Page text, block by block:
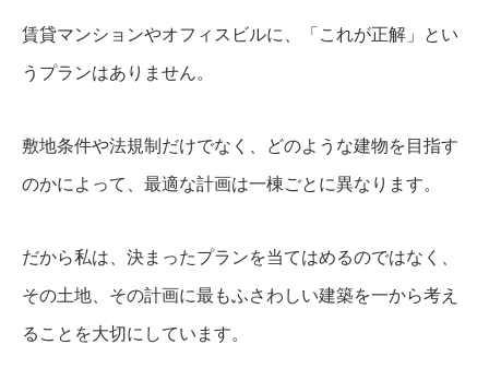
賃貸マンションやオフィスビルに、「これが正解」とい
うプランはありません。
敷地条件や法規制だけでなく、どのような建物を目指す
のかによって、最適な計画は一棟ごとに異なります。
だから私は、決まったプランを当てはめるのではなく、
その土地、その計画に最もふさわしい建築を一から考え
ることを大切にしています。